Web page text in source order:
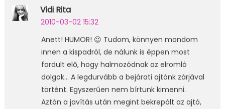
Vidi Rita
2010-03-02 15:32
Anett! HUMOR! 😉 Tudom, könnyen mondom
innen a kispadról, de nálunk is éppen most
fordult elő, hogy halmozódnak az elromló
dolgok… A legdurvább a bejárati ajtónk zárjával
történt. Egyszerűen nem bírtunk kimenni.
Aztán a javítás után megint bekrepált az ajtó,